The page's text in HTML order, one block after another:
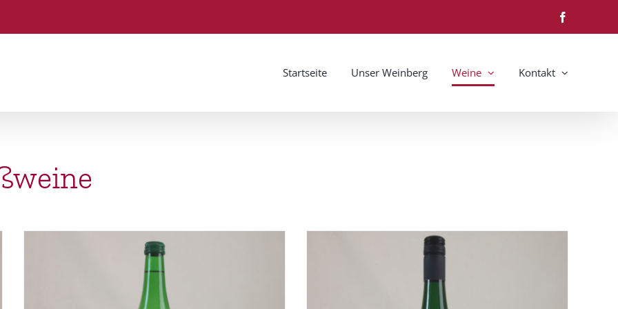
Startseite Unser Weinberg Weine Kontakt